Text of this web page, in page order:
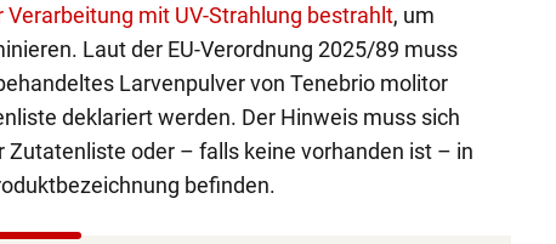
Verarbeitung mit UV-Strahlung bestrahlt, um
Laut der EU-Verordnung 2025/89 muss
Larvenpulver von Tenebrio molitor
deklariert werden. Der Hinweis muss sich
Zutatenliste oder – falls keine vorhanden ist – in
befinden.